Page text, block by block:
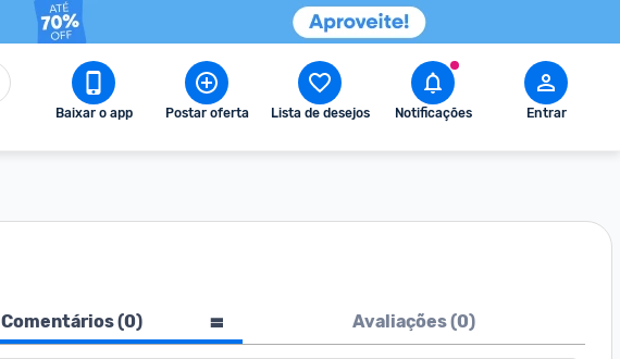
Baixar o app Postar oferta Lista de desejos Notificações Entrar
Comentários (0) Avaliações (0)